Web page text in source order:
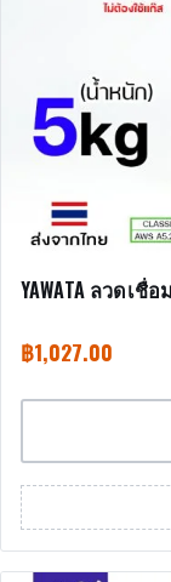
YAWATA ลวดเชื่
฿1,027.00